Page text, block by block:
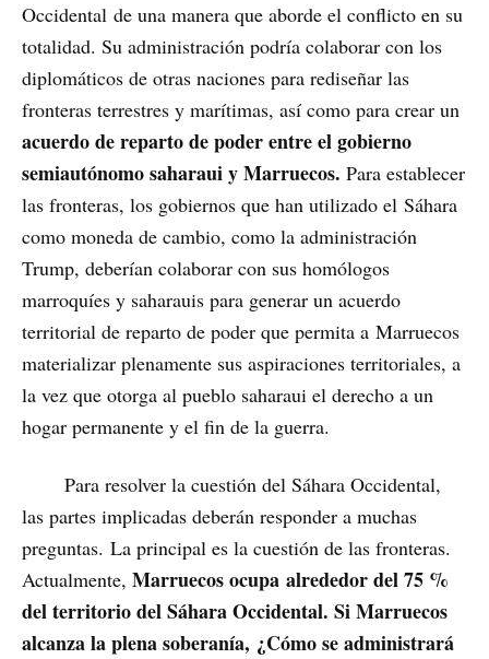
Occidental de una manera que aborde el conflicto en su
totalidad. Su administración podría colaborar con los
diplomáticos de otras naciones para rediseñar las
fronteras terrestres y marítimas, así como para crear un
acuerdo de reparto de poder entre el gobierno
semiautónomo saharaui y Marruecos. Para establecer
las fronteras, los gobiernos que han utilizado el Sáhara
como moneda de cambio, como la administración
Trump, deberían colaborar con sus homólogos
marroquíes y saharauis para generar un acuerdo
territorial de reparto de poder que permita a Marruecos
materializar plenamente sus aspiraciones territoriales, a
la vez que otorga al pueblo saharaui el derecho a un
hogar permanente y el fin de la guerra.
Para resolver la cuestión del Sáhara Occidental,
las partes implicadas deberán responder a muchas
preguntas. La principal es la cuestión de las fronteras.
Actualmente, Marruecos ocupa alrededor del 75 %
del territorio del Sáhara Occidental. Si Marruecos
alcanza la plena soberanía, ¿Cómo se administrará